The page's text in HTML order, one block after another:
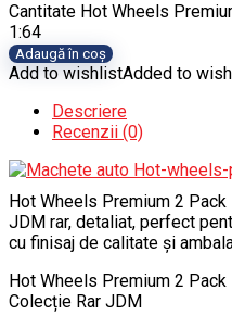
Cantitate Hot Wheels
1:64
Adaugă în coș
Add to wishlistAdded to
Descriere
Recenzii (0)
Hot Wheels Premium 2
JDM rar, detaliat, perfect
cu finisaj de calitate și
Hot Wheels Premium 2
Colecție Rar JDM